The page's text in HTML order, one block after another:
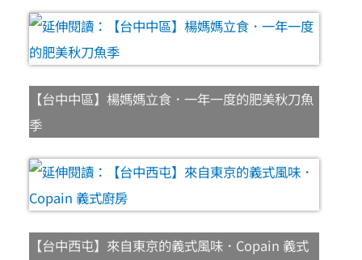
【台中中區】楊媽媽立食．一年一度的肥美秋刀魚
季
【台中西屯】來自東京的義式風味．Copain 義式